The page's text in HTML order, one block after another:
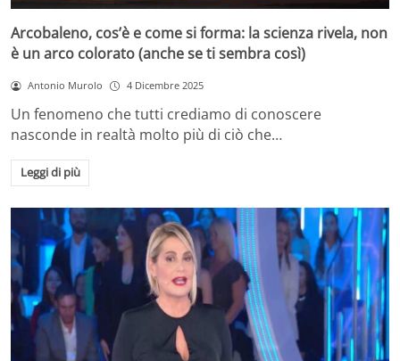
Arcobaleno, cos’è e come si forma: la scienza rivela, non
è un arco colorato (anche se ti sembra così)
Antonio Murolo 4 Dicembre 2025
Un fenomeno che tutti crediamo di conoscere
nasconde in realtà molto più di ciò che…
Leggi di più